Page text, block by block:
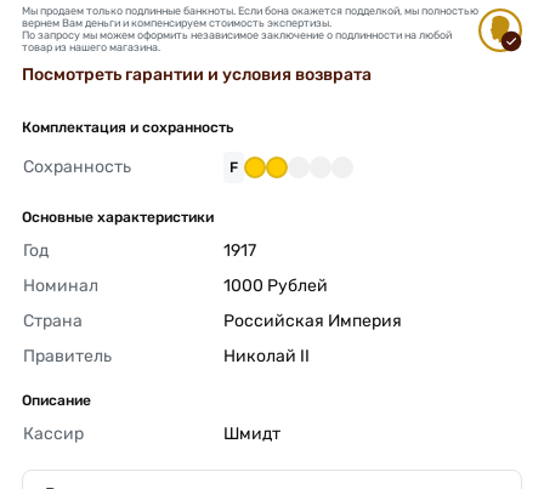
Мы продаем только подлинные банкноты. Если бона окажется подделкой, мы полностью
вернем Вам деньги и компенсируем стоимость экспертизы.
По запросу мы можем оформить независимое заключение о подлинности на любой
товар из нашего магазина.
Посмотреть гарантии и условия возврата
Комплектация и сохранность
Сохранность F
Основные характеристики
Год
1917
Номинал
1000 Рублей
Страна
Российская Империя
Правитель
Николай II
Описание
Кассир Шмидт